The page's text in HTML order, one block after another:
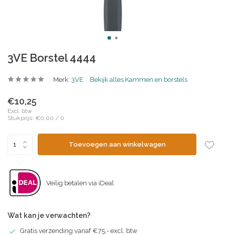
3VE Borstel 4444
Merk: 3VE Bekijk alles Kammen en borstels
€10,25
Excl. btw
Stukprijs: €0,00 / 0
Toevoegen aan winkelwagen
Veilig betalen via iDeal
Wat kan je verwachten?
Gratis verzending vanaf €75,- excl. btw